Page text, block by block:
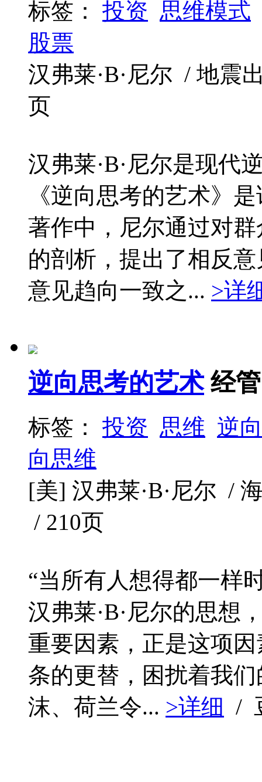
标签： 投资 思维模式
股票
汉弗莱·B·尼尔 / 地震
页
汉弗莱·B·尼尔是现代
《逆向思考的艺术》
著作中，尼尔通过对
的剖析，提出了相反
意见趋向一致之... >详
逆向思考的艺术 经
标签： 投资 思维 逆
向思维
[美] 汉弗莱·B·尼尔 /
/ 210页
“当所有人想得都一样
汉弗莱·B·尼尔的思想
重要因素，正是这项
条的更替，困扰着我
沫、荷兰令... >详细 /